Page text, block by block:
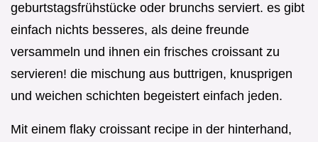
geburtstagsfrühstücke oder brunchs serviert. es gibt
einfach nichts besseres, als deine freunde
versammeln und ihnen ein frisches croissant zu
servieren! die mischung aus buttrigen, knusprigen
und weichen schichten begeistert einfach jeden.
Mit einem flaky croissant recipe in der hinterhand,